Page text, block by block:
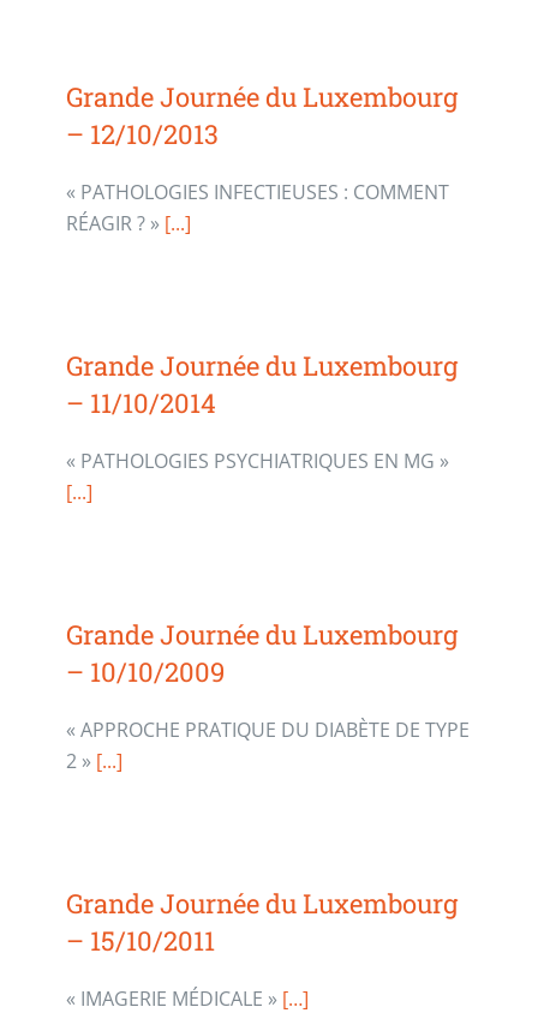
Grande Journée du Luxembourg
– 12/10/2013
« PATHOLOGIES INFECTIEUSES : COMMENT
RÉAGIR ? » [...]
Grande Journée du Luxembourg
– 11/10/2014
« PATHOLOGIES PSYCHIATRIQUES EN MG »
[...]
Grande Journée du Luxembourg
– 10/10/2009
« APPROCHE PRATIQUE DU DIABÈTE DE TYPE
2 » [...]
Grande Journée du Luxembourg
– 15/10/2011
« IMAGERIE MÉDICALE » […]